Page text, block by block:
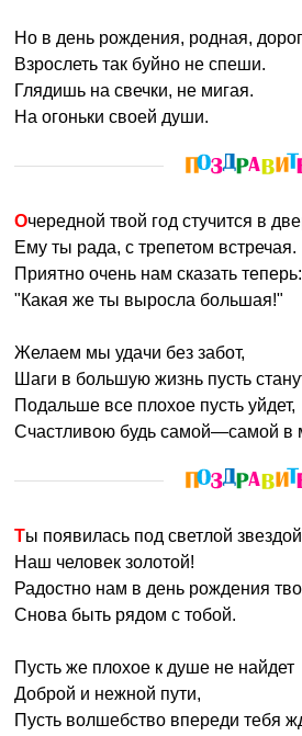
Но в день рождения, родная,
Взрослеть так буйно не спеши.
Глядишь на свечки, не мигая.
На огоньки своей души.
Очередной твой год стучится в
Ему ты рада, с трепетом встречая.
Приятно очень нам сказать теперь:
"Какая же ты выросла большая!"
Желаем мы удачи без забот,
Шаги в большую жизнь пусть
Подальше все плохое пусть уйдет,
Счастливою будь самой—самой в
Ты появилась под светлой
Наш человек золотой!
Радостно нам в день рождения
Снова быть рядом с тобой.
Пусть же плохое к душе не найдет
Доброй и нежной пути,
Пусть волшебство впереди тебя